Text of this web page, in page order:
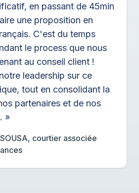
en passant de 45min
une proposition en
C'est du temps
le process que nous
au conseil client !
leadership sur ce
tout en consolidant la
partenaires et de nos
»
courtier associée